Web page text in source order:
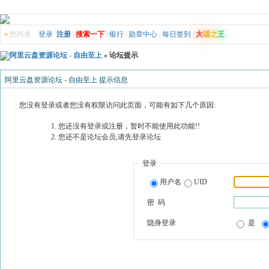
» 您尚未 登录 注册 搜索一下 银行 勋章中心 每日签到 大话之王
阿里云盘资源论坛 - 自由至上 » 论坛提示
阿里云盘资源论坛 - 自由至上 提示信息
您没有登录或者您没有权限访问此页面，可能有如下几个原因:
您还没有登录或注册，暂时不能使用此功能!!
您还不是论坛会员,请先登录论坛
登录
用户名 UID
密 码
隐身登录 是